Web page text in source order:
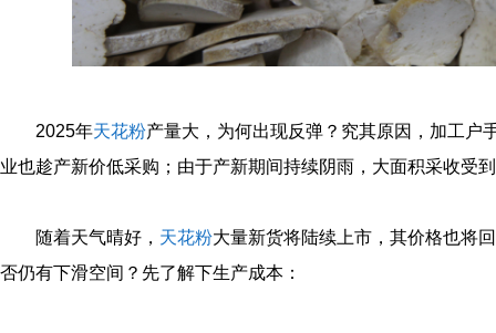
2025年天花粉产量大，为何出现反弹？究其原因，加工户
业也趁产新价低采购；由于产新期间持续阴雨，大面积采收受
随着天气晴好， 天花粉大量新货将陆续上市，其价格也将
否仍有下滑空间？先了解下生产成本：